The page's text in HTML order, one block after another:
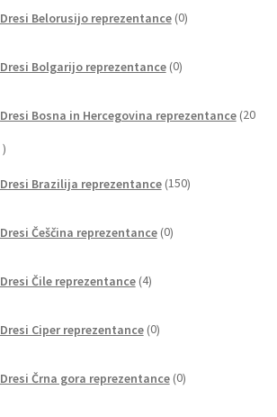
Dresi Belorusijo reprezentance 0izdelkov
Dresi Bolgarijo reprezentance 0izdelkov
Dresi Bosna in Hercegovina reprezentance 20
20
Dresi Brazilija reprezentance 150izdelkov
Dresi Češčina reprezentance 0izdelkov
Dresi Čile reprezentance 4izdelki
Dresi Ciper reprezentance 0izdelkov
Dresi Črna gora reprezentance 0izdelkov